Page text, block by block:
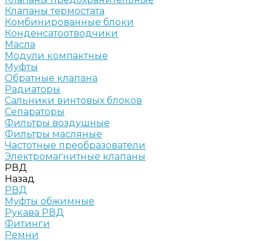
Клапаны термостата
Комбинированные блоки
Конденсатоотводчики
Масла
Модули компактные
Муфты
Обратные клапана
Радиаторы
Сальники винтовых блоков
Сепараторы
Фильтры воздушные
Фильтры масляные
Частотные преобразователи
Электромагнитные клапаны
РВД
Назад
РВД
Муфты обжимные
Рукава РВД
Фитинги
Ремни